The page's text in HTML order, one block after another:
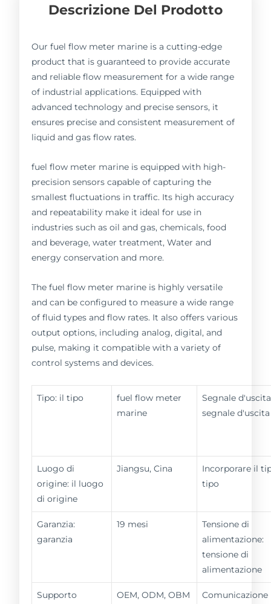
Descrizione Del Prodotto
Our fuel flow meter marine is a cutting-edge
product that is guaranteed to provide accurate
and reliable flow measurement for a wide range
of industrial applications. Equipped with
advanced technology and precise sensors, it
ensures precise and consistent measurement of
liquid and gas flow rates.
fuel flow meter marine is equipped with high-
precision sensors capable of capturing the
smallest fluctuations in traffic. Its high accuracy
and repeatability make it ideal for use in
industries such as oil and gas, chemicals, food
and beverage, water treatment, Water and
energy conservation and more.
The fuel flow meter marine is highly versatile
and can be configured to measure a wide range
of fluid types and flow rates. It also offers various
output options, including analog, digital, and
pulse, making it compatible with a variety of
control systems and devices.
Tipo: il tipo
fuel flow meter
marine
Segnale
segnale d'uscita
Luogo di
origine: il luogo
di origine
Jiangsu, Cina
Incorporare il
tipo
Garanzia:
garanzia
19 mesi
Tensione di
alimentazione:
tensione di
alimentazione
Supporto
OEM, ODM, OBM
Comunicazione